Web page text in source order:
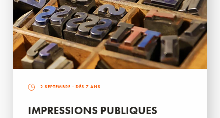
2 SEPTEMBRE - DÈS 7 ANS
IMPRESSIONS PUBLIQUES